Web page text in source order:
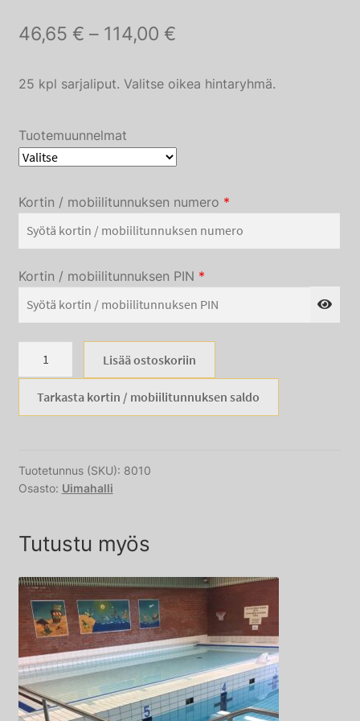
46,65 € – 114,00 €Hintaluokka:
–
25 kpl sarjaliput. Valitse oikea hintaryhmä.
Tuotemuunnelmat
Kortin / mobiilitunnuksen numero *
Kortin / mobiilitunnuksen PIN *
sarjaliput
Lisää ostoskoriin
Tarkasta kortin / mobiilitunnuksen saldo
Tuotetunnus (SKU): 8010
Osasto: Uimahalli
Tutustu myös
Tällä
tuotteella
on
useampi
muunnelma.
Voit
tehdä